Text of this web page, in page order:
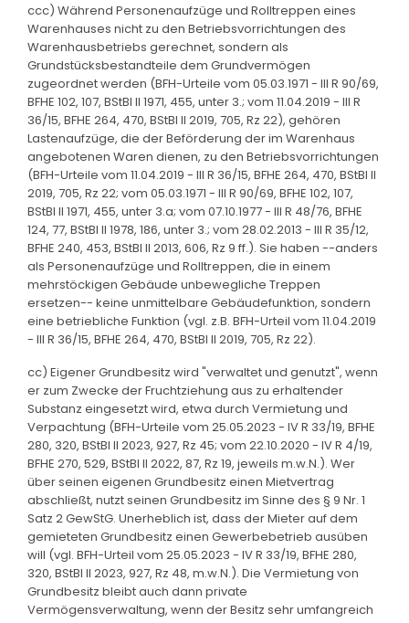
ccc) Während Personenaufzüge und Rolltreppen eines
Warenhauses nicht zu den Betriebsvorrichtungen des
Warenhausbetriebs gerechnet, sondern als
Grundstücksbestandteile dem Grundvermögen
zugeordnet werden (BFH-Urteile vom 05.03.1971 - III R 90/69,
BFHE 102, 107, BStBl II 1971, 455, unter 3.; vom 11.04.2019 - III R
36/15, BFHE 264, 470, BStBl II 2019, 705, Rz 22), gehören
Lastenaufzüge, die der Beförderung der im Warenhaus
angebotenen Waren dienen, zu den Betriebsvorrichtungen
(BFH-Urteile vom 11.04.2019 - III R 36/15, BFHE 264, 470, BStBl II
2019, 705, Rz 22; vom 05.03.1971 - III R 90/69, BFHE 102, 107,
BStBl II 1971, 455, unter 3.a; vom 07.10.1977 - III R 48/76, BFHE
124, 77, BStBl II 1978, 186, unter 3.; vom 28.02.2013 - III R 35/12,
BFHE 240, 453, BStBl II 2013, 606, Rz 9 ff.). Sie haben --anders
als Personenaufzüge und Rolltreppen, die in einem
mehrstöckigen Gebäude unbewegliche Treppen
ersetzen-- keine unmittelbare Gebäudefunktion, sondern
eine betriebliche Funktion (vgl. z.B. BFH-Urteil vom 11.04.2019
- III R 36/15, BFHE 264, 470, BStBl II 2019, 705, Rz 22).
cc) Eigener Grundbesitz wird "verwaltet und genutzt", wenn
er zum Zwecke der Fruchtziehung aus zu erhaltender
Substanz eingesetzt wird, etwa durch Vermietung und
Verpachtung (BFH-Urteile vom 25.05.2023 - IV R 33/19, BFHE
280, 320, BStBl II 2023, 927, Rz 45; vom 22.10.2020 - IV R 4/19,
BFHE 270, 529, BStBl II 2022, 87, Rz 19, jeweils m.w.N.). Wer
über seinen eigenen Grundbesitz einen Mietvertrag
abschließt, nutzt seinen Grundbesitz im Sinne des § 9 Nr. 1
Satz 2 GewStG. Unerheblich ist, dass der Mieter auf dem
gemieteten Grundbesitz einen Gewerbebetrieb ausüben
will (vgl. BFH-Urteil vom 25.05.2023 - IV R 33/19, BFHE 280,
320, BStBl II 2023, 927, Rz 48, m.w.N.). Die Vermietung von
Grundbesitz bleibt auch dann private
Vermögensverwaltung, wenn der Besitz sehr umfangreich